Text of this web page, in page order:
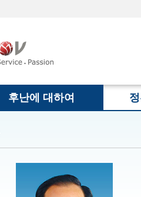
후난에 대하여